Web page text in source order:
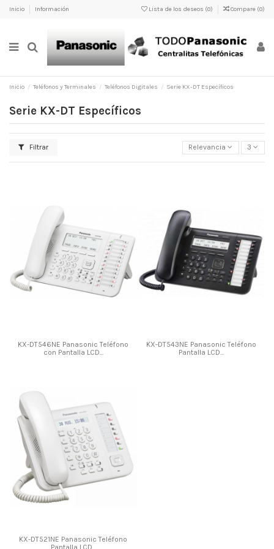
Inicio Información Lista de los deseos (0) Compare (0)
Inicio Teléfonos y Terminales Teléfonos Digitales Serie KX-DT Específicos
Serie KX-DT Específicos
Filtrar Relevancia 3
KX-DT546NE Panasonic Teléfono
con Pantalla LCD...
KX-DT543NE Panasonic Teléfono
Pantalla LCD...
KX-DT521NE Panasonic Teléfono
Pantalla LCD...